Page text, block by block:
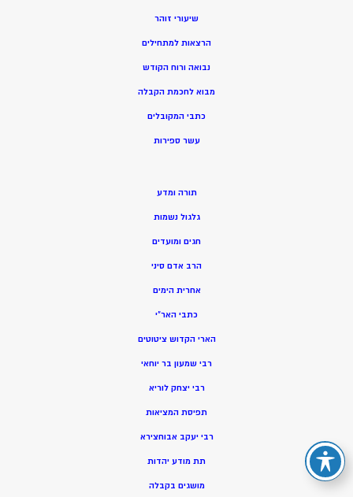
שיעורי זוהר
הרצאות למתחילים
נבואה ורוח הקודש
מבוא לחכמת הקבלה
כתבי המקובלים
עשר ספירות
תורה ומדע
גלגול נשמות
חגים ומועדים
הרב אדם סיני
אחרית הימים
כתבי האר”י
הארי הקדוש ציטוטים
רבי שמעון בר יוחאי
רבי יצחק לוריא
תפיסת המציאות
רבי יעקב אבוחצירא
תת מודע יהדות
מושגים בקבלה